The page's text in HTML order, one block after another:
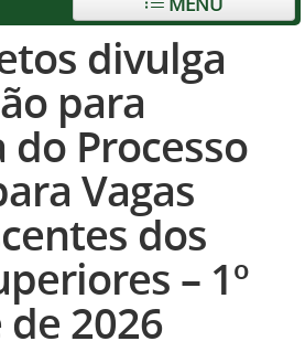
divulga
para
Processo
Vagas
dos
– 1º
2026